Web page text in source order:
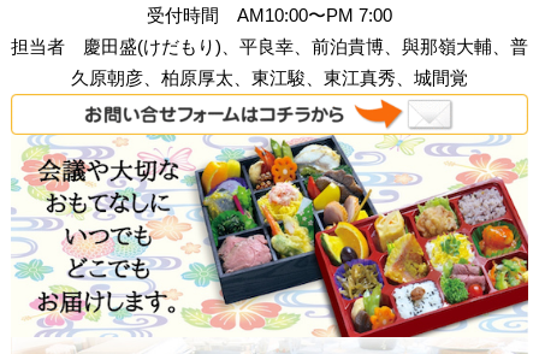
受付時間 AM10:00〜PM 7:00
担当者 慶田盛(けだもり)、平良幸、前泊貴博、與那嶺大輔、普
久原朝彦、柏原厚太、東江駿、東江真秀、城間覚